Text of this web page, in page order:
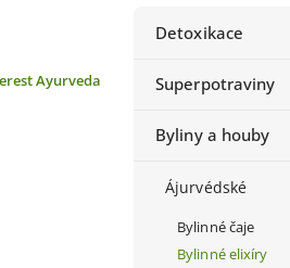
Detoxikace
Superpotraviny
Byliny a houby
Ájurvédské
Bylinné čaje
Bylinné elixíry
Ayurveda